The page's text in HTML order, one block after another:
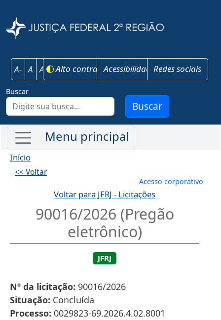
A- A A+ Alto contrasteAcessibilidadeRedes sociais
Buscar
Buscar
Início
<< Voltar
Menu de
Acesso corporativo
Voltar para JFRJ - Licitações
90016/2026 (Pregão
eletrônico)
JFRJ
Nº da licitação 90016/2026
Situação Concluída
Processo 0029823-69.2026.4.02.8001